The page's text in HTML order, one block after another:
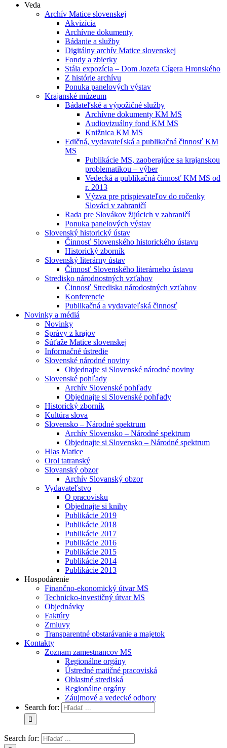
Veda
Archív Matice slovenskej
Akvizícia
Archívne dokumenty
Bádanie a služby
Digitálny archív Matice slovenskej
Fondy a zbierky
Stála expozícia – Dom Jozefa Cígera Hronského
Z histórie archívu
Ponuka panelových výstav
Krajanské múzeum
Bádateľské a výpožičné služby
Archívne dokumenty KM MS
Audiovizuálny fond KM MS
Knižnica KM MS
Edičná, vydavateľská a publikačná činnosť KM
MS
Publikácie MS, zaoberajúce sa krajanskou
problematikou – výber
Vedecká a publikačná činnosť KM MS od
r. 2013
Výzva pre prispievateľov do ročenky
Slováci v zahraničí
Rada pre Slovákov žijúcich v zahraničí
Ponuka panelových výstav
Slovenský historický ústav
Činnosť Slovenského historického ústavu
Historický zborník
Slovenský literárny ústav
Činnosť Slovenského literárneho ústavu
Stredisko národnostných vzťahov
Činnosť Strediska národostných vzťahov
Konferencie
Publikačná a vydavateľská činnosť
Novinky a médiá
Novinky
Správy z krajov
Súťaže Matice slovenskej
Informačné ústredie
Slovenské národné noviny
Objednajte si Slovenské národné noviny
Slovenské pohľady
Archív Slovenské pohľady
Objednajte si Slovenské pohľady
Historický zborník
Kultúra slova
Slovensko – Národné spektrum
Archív Slovensko – Národné spektrum
Objednajte si Slovensko – Národné spektrum
Hlas Matice
Orol tatranský
Slovanský obzor
Archív Slovanský obzor
Vydavateľstvo
O pracovisku
Objednajte si knihy
Publikácie 2019
Publikácie 2018
Publikácie 2017
Publikácie 2016
Publikácie 2015
Publikácie 2014
Publikácie 2013
Hospodárenie
Finančno-ekonomický útvar MS
Technicko-investičný útvar MS
Objednávky
Faktúry
Zmluvy
Transparentné obstarávanie a majetok
Kontakty
Zoznam zamestnancov MS
Regionálne orgány
Ústredné matičné pracoviská
Oblastné strediská
Regionálne orgány
Záujmové a vedecké odbory
Search for:
Search for: